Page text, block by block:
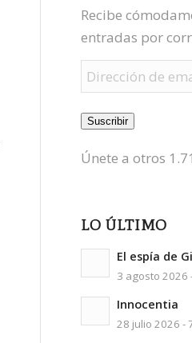
Recibe
entradas por
Dirección
de
email
Suscribir
Únete a otros
LO ÚLTIMO
El espía de
3 agosto 2026
Innocentia
28 julio 2026 -